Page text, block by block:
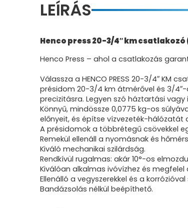
LEÍRÁS
Henco press 20-3/4″ km csatlakozó
Henco Press – ahol a csatlakozás
Válassza a HENCO PRESS 20-3/4″
présidom 20-3/4 km átmérővel és 3/
precizitásra. Legyen szó háztartási
Könnyű, mindössze 0,0775 kg-os
előnyeit, és építse vízvezeték-hálózatát
A présidomok a többrétegű csövekkel
Remekül ellenáll a nyomásnak és
Kiváló mechanikai szilárdság.
Rendkívül rugalmas: akár 10°-os
Kiválóan alkalmas ivóvízhez és megfelel
Ellenálló a vegyszerekkel és a
Bandázsolás nélkül beépíthető.